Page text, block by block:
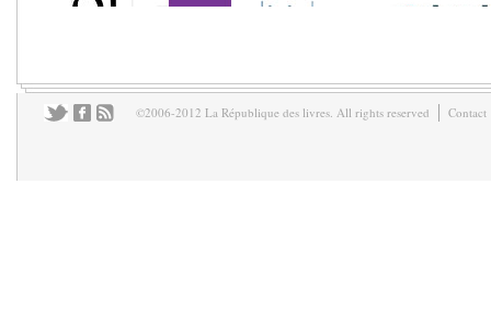
©2006-2012 La République des livres. All rights reserved Contact